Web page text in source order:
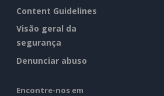
Content Guidelines
Visão geral da
segurança
Denunciar abuso
Encontre-nos em